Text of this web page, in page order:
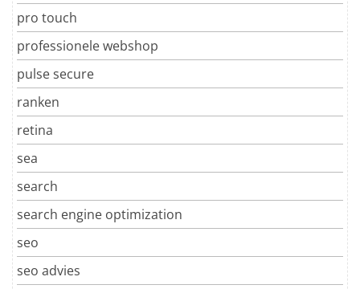
pro touch
professionele webshop
pulse secure
ranken
retina
sea
search
search engine optimization
seo
seo advies